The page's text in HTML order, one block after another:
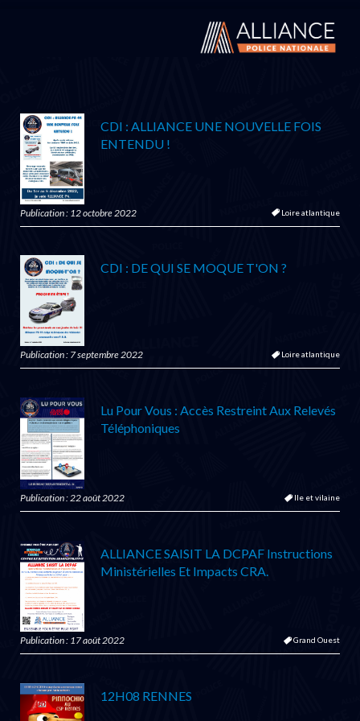
CDI : ALLIANCE UNE NOUVELLE FOIS
ENTENDU !
Publication : 12 octobre 2022 Loire atlantique
CDI : DE QUI SE MOQUE T'ON ?
Publication : 7 septembre 2022 Loire atlantique
Lu Pour Vous : Accès Restreint Aux Relevés
Téléphoniques
Publication : 22 août 2022 Ile et vilaine
ALLIANCE SAISIT LA DCPAF Instructions
Ministérielles Et Impacts CRA.
Publication : 17 août 2022 Grand Ouest
12H08 RENNES